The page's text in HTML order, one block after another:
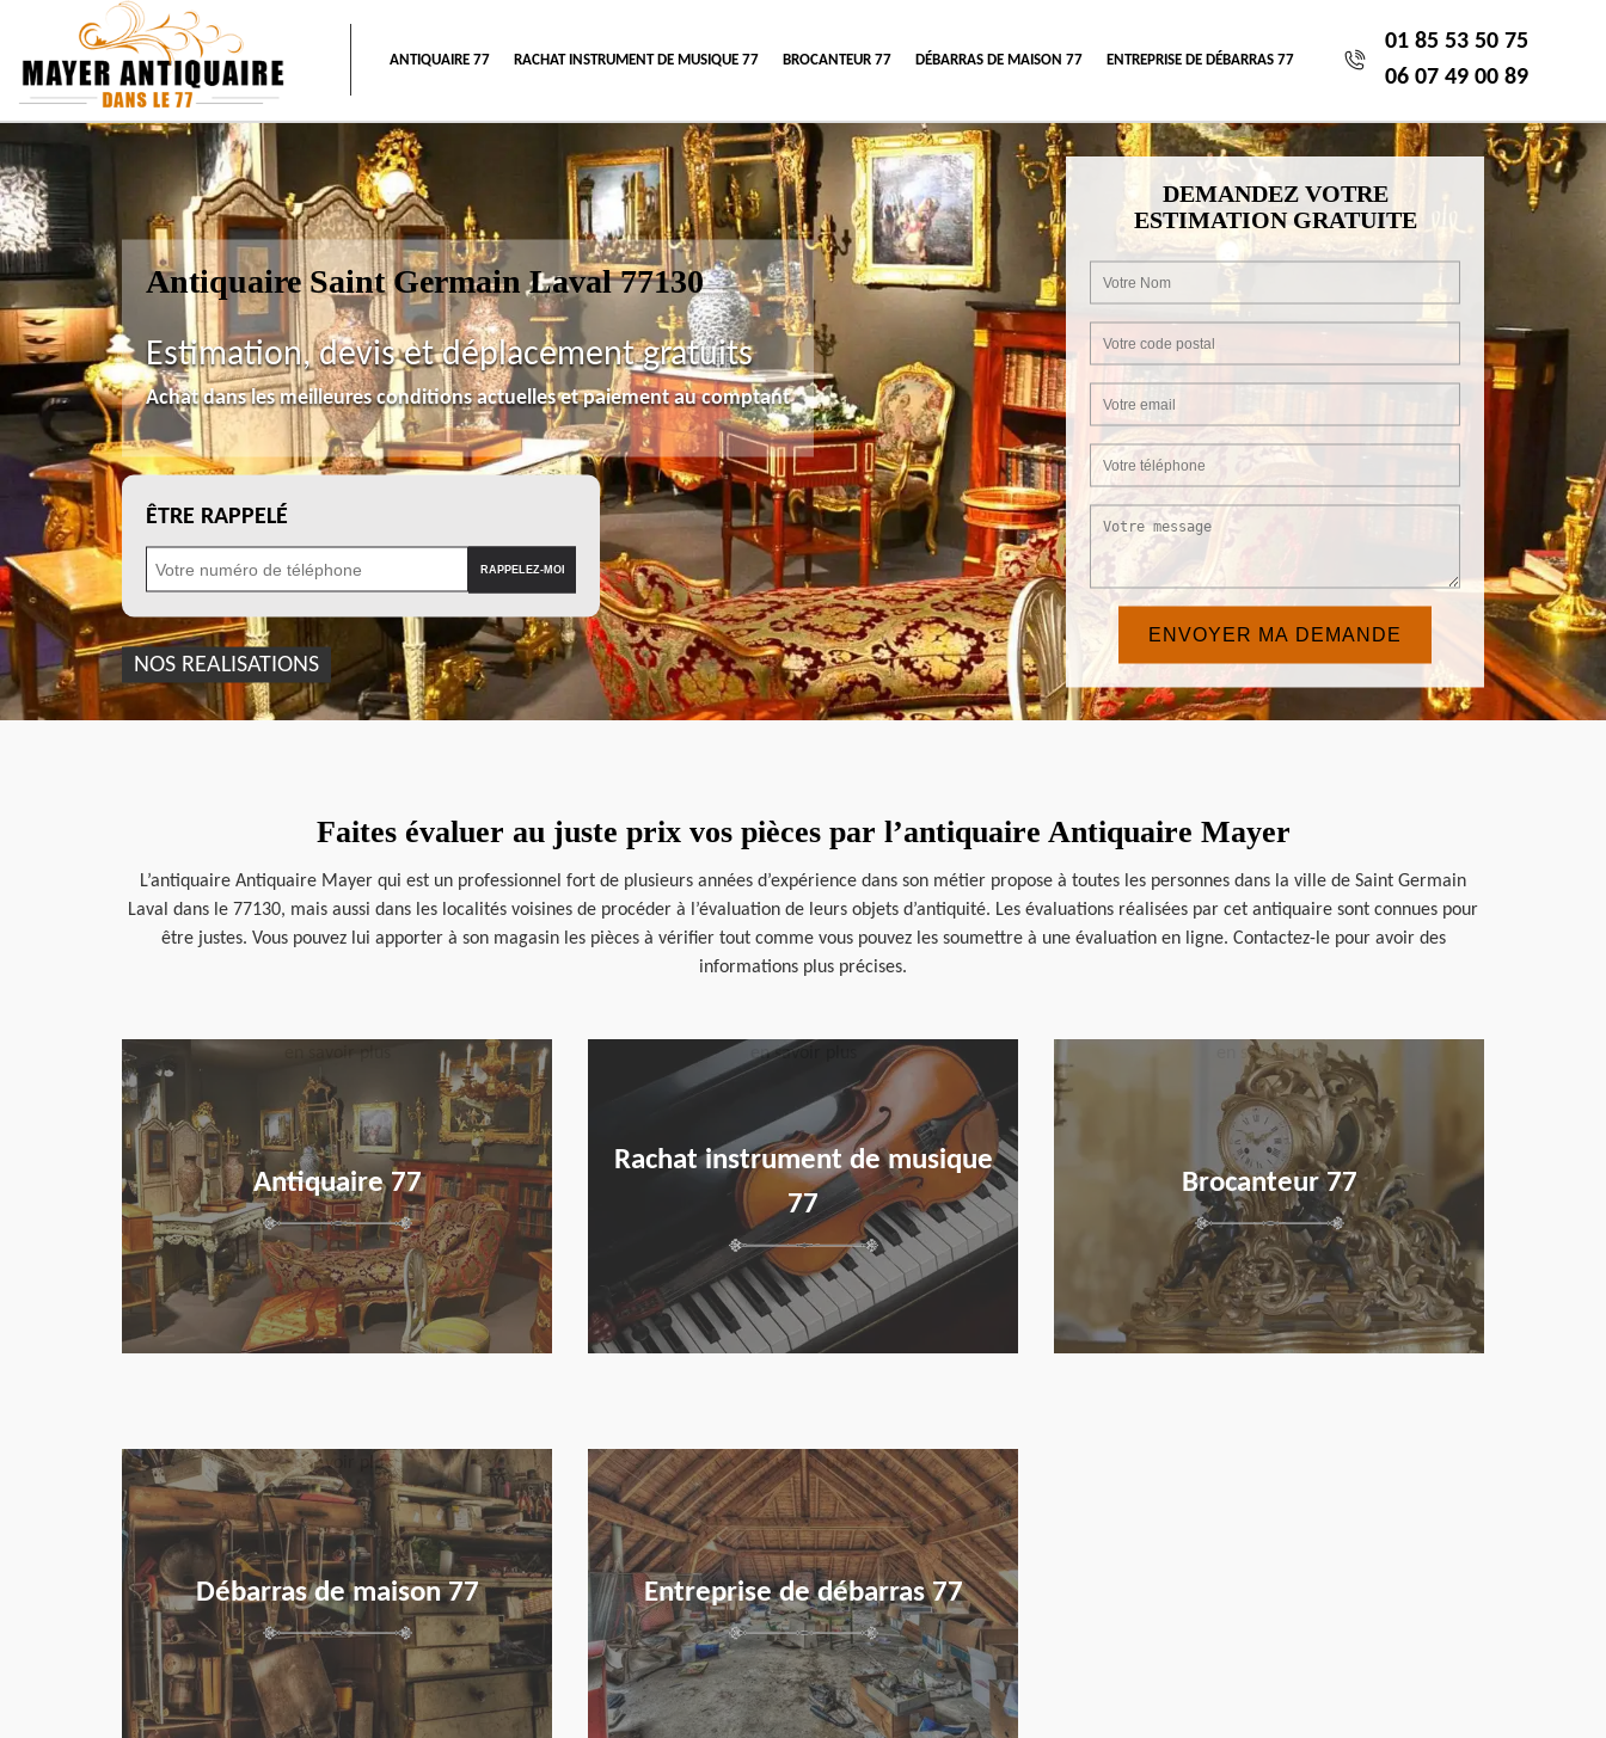
ANTIQUAIRE 77 RACHAT INSTRUMENT DE MUSIQUE 77 BROCANTEUR 77 DÉBARRAS DE MAISON 77 ENTREPRISE DE DÉBARRAS 77
01 85 53 50 75
06 07 49 00 89
Antiquaire Saint Germain Laval 77130
Estimation, devis et déplacement gratuits
Achat dans les meilleures conditions actuelles et paiement au comptant
ÊTRE RAPPELÉ
NOS REALISATIONS
DEMANDEZ VOTRE
ESTIMATION GRATUITE
Faites évaluer au juste prix vos pièces par l’antiquaire Antiquaire Mayer
L’antiquaire Antiquaire Mayer qui est un professionnel fort de plusieurs années d’expérience dans son métier propose à toutes les personnes dans la ville de Saint Germain
Laval dans le 77130, mais aussi dans les localités voisines de procéder à l’évaluation de leurs objets d’antiquité. Les évaluations réalisées par cet antiquaire sont connues pour
être justes. Vous pouvez lui apporter à son magasin les pièces à vérifier tout comme vous pouvez les soumettre à une évaluation en ligne. Contactez-le pour avoir des
informations plus précises.
Antiquaire 77
Rachat instrument de musique
77
en savoir plus
Brocanteur 77
en savoir plus
Débarras de maison 77
en savoir plus
Entreprise de débarras 77
en savoir plus